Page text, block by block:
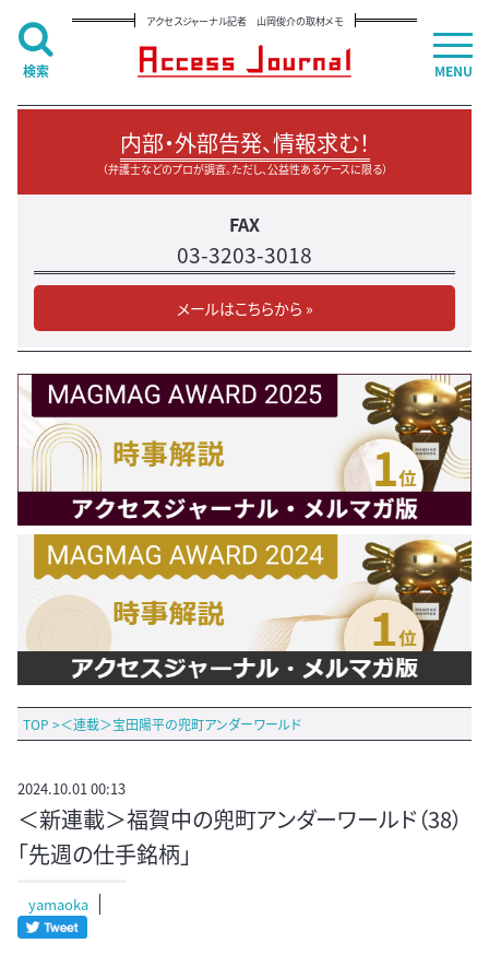
アクセスジャーナル記者 山岡俊介の取材メモ
内部・外部告発、情報求む！
（弁護士などのプロが調査。ただし、公益性あるケースに限る）
FAX
03-3203-3018
メールはこちらから »
TOP >＜連載＞宝田陽平の兜町アンダーワールド
2024.10.01 00:13
＜新連載＞福賀中の兜町アンダーワールド（38）
「先週の仕手銘柄」
yamaoka
MENU
検索